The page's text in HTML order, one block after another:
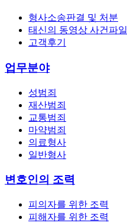
형사소송판결 및 처분
태신의 동영상 사건파일
고객후기
업무분야
성범죄
재산범죄
교통범죄
마약범죄
의료형사
일반형사
변호인의 조력
피의자를 위한 조력
피해자를 위한 조력